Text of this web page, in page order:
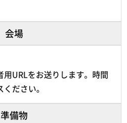
会場
URLをお送りします。時間
ださい。
準備物